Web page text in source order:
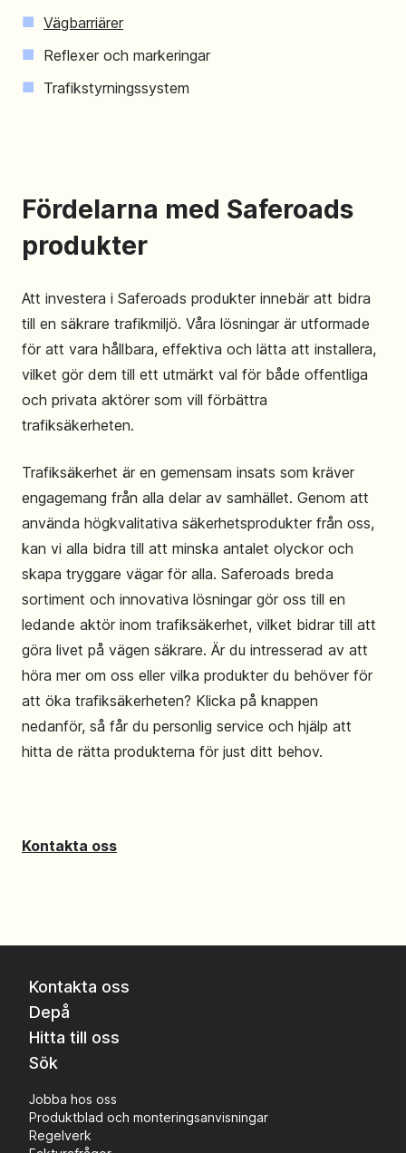
Vägbarriärer
Reflexer och markeringar
Trafikstyrningssystem
Fördelarna med Saferoads
produkter
Att investera i Saferoads produkter innebär att bidra
till en säkrare trafikmiljö. Våra lösningar är utformade
för att vara hållbara, effektiva och lätta att installera,
vilket gör dem till ett utmärkt val för både offentliga
och privata aktörer som vill förbättra
trafiksäkerheten.
Trafiksäkerhet är en gemensam insats som kräver
engagemang från alla delar av samhället. Genom att
använda högkvalitativa säkerhetsprodukter från oss,
kan vi alla bidra till att minska antalet olyckor och
skapa tryggare vägar för alla. Saferoads breda
sortiment och innovativa lösningar gör oss till en
ledande aktör inom trafiksäkerhet, vilket bidrar till att
göra livet på vägen säkrare. Är du intresserad av att
höra mer om oss eller vilka produkter du behöver för
att öka trafiksäkerheten? Klicka på knappen
nedanför, så får du personlig service och hjälp att
hitta de rätta produkterna för just ditt behov.
Kontakta oss
Kontakta oss
Depå
Hitta till oss
Sök
Jobba hos oss
Produktblad och monteringsanvisningar
Regelverk